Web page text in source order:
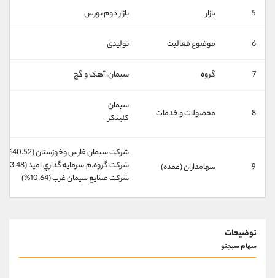
5 بازار بازار دوم بورس
6 موضوع فعالیت تولیدی
7 گروه سيمان، آهک و گچ
8 محصولات و خدمات
سیمان
کلینکر
9 سهامداران (عمده)
شركت سيمان فارس وخوزستان (40.52%)
شركت گروه.م.سرمايه گذاري اميد (33.48%)
شركت صنايع سيمان غرب (10.64%)
توضیحات
سهام سبجنو